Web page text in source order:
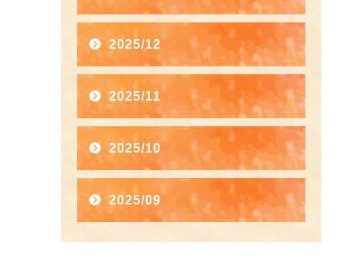
2025/12
2025/11
2025/10
2025/09